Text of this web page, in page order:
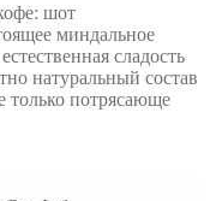
шот
миндальное
сладость
натуральный состав
только потрясающе